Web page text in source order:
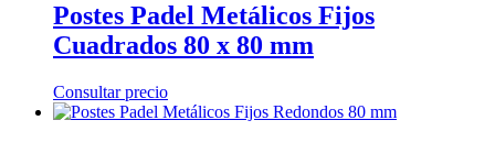
Postes Padel Metálicos Fijos
Cuadrados 80 x 80 mm
Consultar precio